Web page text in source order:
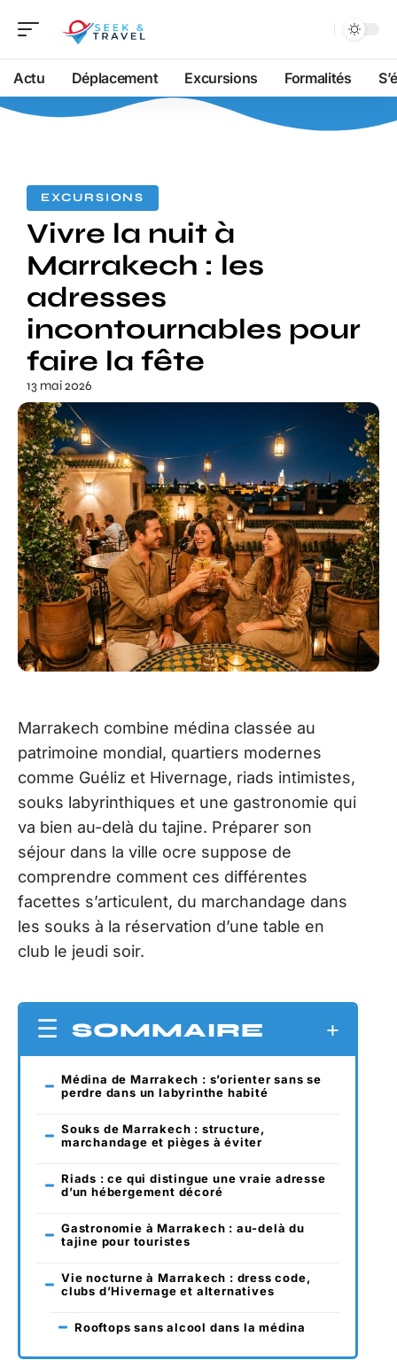
Actu Déplacement Excursions Formalités
EXCURSIONS
Vivre la nuit à
Marrakech : les
adresses
incontournables pour
faire la fête
13 mai 2026
Marrakech combine médina classée au
patrimoine mondial, quartiers modernes
comme Guéliz et Hivernage, riads intimistes,
souks labyrinthiques et une gastronomie qui
va bien au-delà du tajine. Préparer son
séjour dans la ville ocre suppose de
comprendre comment ces différentes
facettes s’articulent, du marchandage dans
les souks à la réservation d’une table en
club le jeudi soir.
SOMMAIRE
Médina de Marrakech : s’orienter sans se
perdre dans un labyrinthe habité
Souks de Marrakech : structure,
marchandage et pièges à éviter
Riads : ce qui distingue une vraie adresse
d’un hébergement décoré
Gastronomie à Marrakech : au-delà du
tajine pour touristes
Vie nocturne à Marrakech : dress code,
clubs d’Hivernage et alternatives
Rooftops sans alcool dans la médina